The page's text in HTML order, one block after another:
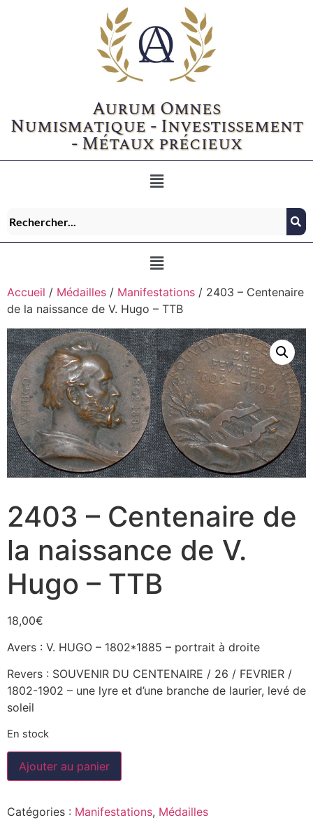
Aurum Omnes
Numismatique - Investissement
- Métaux précieux
Accueil / Médailles / Manifestations / 2403 – Centenaire
de la naissance de V. Hugo – TTB
2403 – Centenaire de
la naissance de V.
Hugo – TTB
18,00€
Avers : V. HUGO – 1802*1885 – portrait à droite
Revers : SOUVENIR DU CENTENAIRE / 26 / FEVRIER /
1802-1902 – une lyre et d’une branche de laurier, levé de
soleil
En stock
Ajouter au panier
Catégories : Manifestations, Médailles